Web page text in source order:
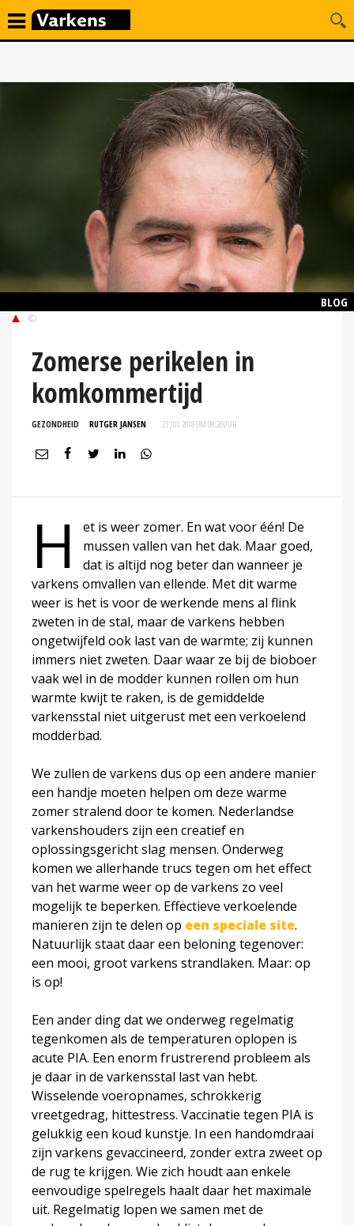
BLOG
©
Zomerse perikelen in
komkommertijd
GEZONDHEID RUTGER JANSEN 23 JUL 2018 OM 08:20UUR
H
et is weer zomer. En wat voor één! De
mussen vallen van het dak. Maar goed,
dat is altijd nog beter dan wanneer je
varkens omvallen van ellende. Met dit warme
weer is het is voor de werkende mens al flink
zweten in de stal, maar de varkens hebben
ongetwijfeld ook last van de warmte; zij kunnen
immers niet zweten. Daar waar ze bij de bioboer
vaak wel in de modder kunnen rollen om hun
warmte kwijt te raken, is de gemiddelde
varkensstal niet uitgerust met een verkoelend
modderbad.
We zullen de varkens dus op een andere manier
een handje moeten helpen om deze warme
zomer stralend door te komen. Nederlandse
varkenshouders zijn een creatief en
oplossingsgericht slag mensen. Onderweg
komen we allerhande trucs tegen om het effect
van het warme weer op de varkens zo veel
mogelijk te beperken. Effectieve verkoelende
manieren zijn te delen op een speciale site.
Natuurlijk staat daar een beloning tegenover:
een mooi, groot varkens strandlaken. Maar: op
is op!
Een ander ding dat we onderweg regelmatig
tegenkomen als de temperaturen oplopen is
acute PIA. Een enorm frustrerend probleem als
je daar in de varkensstal last van hebt.
Wisselende voeropnames, schrokkerig
vreetgedrag, hittestress. Vaccinatie tegen PIA is
gelukkig een koud kunstje. In een handomdraai
zijn varkens gevaccineerd, zonder extra zweet op
de rug te krijgen. Wie zich houdt aan enkele
eenvoudige spelregels haalt daar het maximale
uit. Regelmatig lopen we samen met de